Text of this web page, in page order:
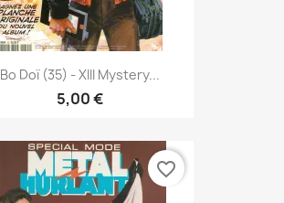
Bo Doï (35) - XIII Mystery...
5,00 €
favorite_border